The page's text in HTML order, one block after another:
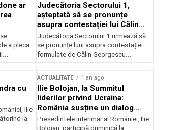
ar
a pleca
Judecătoria Sectorului 1,
așteptată să se pronunțe
asupra contestației lui Călin
Georgescu privind controlul
judiciar
Judecătoria Sectorului 1 urmează să
se pronunțe luni asupra contestației
formulate de Călin Georgescu...
cu
Ilie
la
ACTUALITATE 1 an ago
Ilie Bolojan, la Summitul
liderilor privind Ucraina:
România susține un dialog
transatlantic pentru securitate
și stabilitate
Președintele interimar al României, Ilie
Bolojan, participă duminică la